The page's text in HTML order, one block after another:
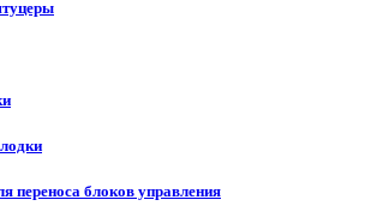
переноса блоков управления